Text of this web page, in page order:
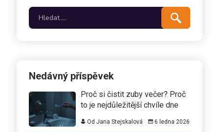
Nedávný příspěvek
Proč si čistit zuby večer? Proč
to je nejdůležitější chvíle dne
Od Jana Stejskalová 6 ledna 2026